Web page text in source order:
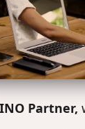
Partner,